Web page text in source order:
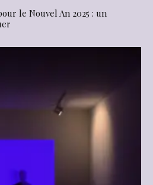
le Nouvel An 2025 : un